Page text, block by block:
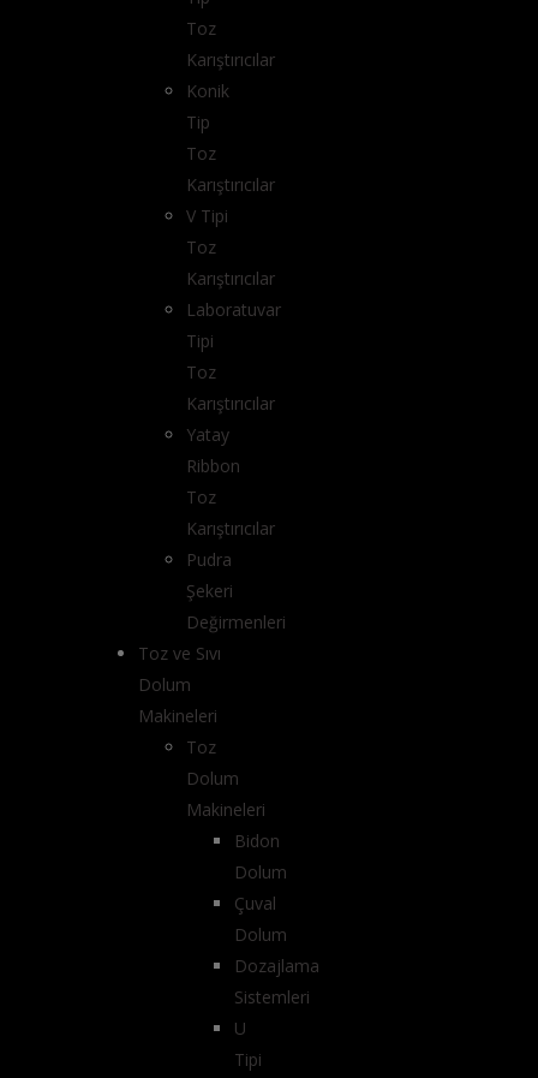
Toz
Karıştırıcılar
Konik
Tip
Toz
Karıştırıcılar
V Tipi
Toz
Karıştırıcılar
Laboratuvar
Tipi
Toz
Karıştırıcılar
Yatay
Ribbon
Toz
Karıştırıcılar
Pudra
Şekeri
Değirmenleri
Toz ve Sıvı
Dolum
Makineleri
Toz
Dolum
Makineleri
Bidon
Dolum
Çuval
Dolum
Dozajlama
Sistemleri
U
Tipi